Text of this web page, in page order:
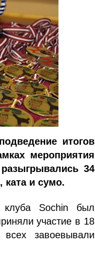
итогов
мероприятия
34
ката и сумо.
Sochin был
участие в 18
завоевывали